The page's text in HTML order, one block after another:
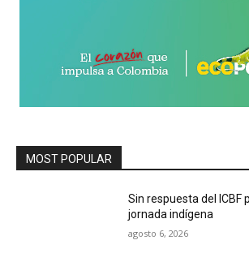
MOST POPULAR
Sin respuesta del ICBF
jornada indígena
agosto 6, 2026